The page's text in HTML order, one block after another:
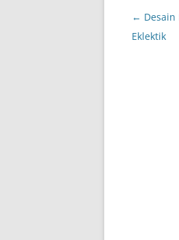
Post
navigation
←
Eklektik